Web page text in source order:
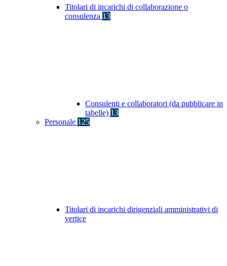
Titolari di incarichi di collaborazione o
consulenza 13
Consulenti e collaboratori (da pubblicare in
tabelle) 13
Personale 125
Titolari di incarichi dirigenziali amministrativi di
vertice